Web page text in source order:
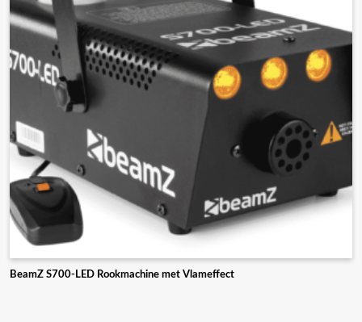
BeamZ S700-LED Rookmachine met Vlameffect